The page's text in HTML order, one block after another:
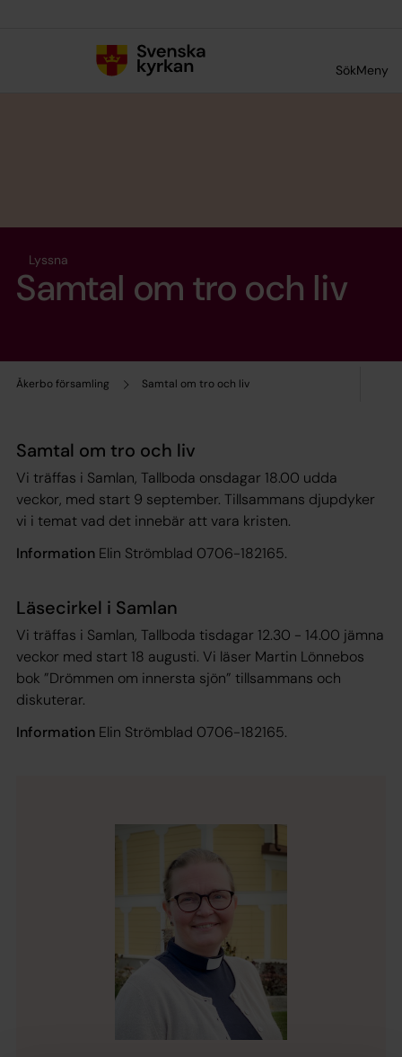
SökMeny
Åkerbo församling Samtal om tro och liv
Lyssna
Samtal om tro och liv
Samtal om tro och liv
Vi träffas i Samlan, Tallboda onsdagar 18.00 udda
veckor, med start 9 september. Tillsammans djupdyker
vi i temat vad det innebär att vara kristen.
Information Elin Strömblad 0706-182165.
Läsecirkel i Samlan
Vi träffas i Samlan, Tallboda tisdagar 12.30 - 14.00 jämna
veckor med start 18 augusti. Vi läser Martin Lönnebos
bok ”Drömmen om innersta sjön” tillsammans och
diskuterar.
Information Elin Strömblad 0706-182165.